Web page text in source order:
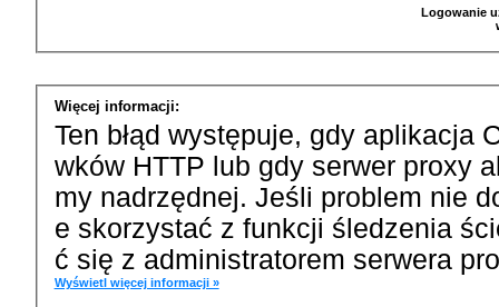
Logowanie
Więcej informacji:
Ten błąd występuje, gdy aplikacja
wków HTTP lub gdy serwer proxy
my nadrzędnej. Jeśli problem nie
e skorzystać z funkcji śledzenia
ć się z administratorem serwera
Wyświetl więcej informacji »